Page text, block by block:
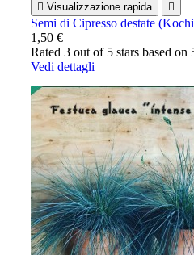
 Visualizzazione rapida 
Semi di Cipresso destate
1,50 €
Rated3 out of 5 stars based on
Vedi dettagli